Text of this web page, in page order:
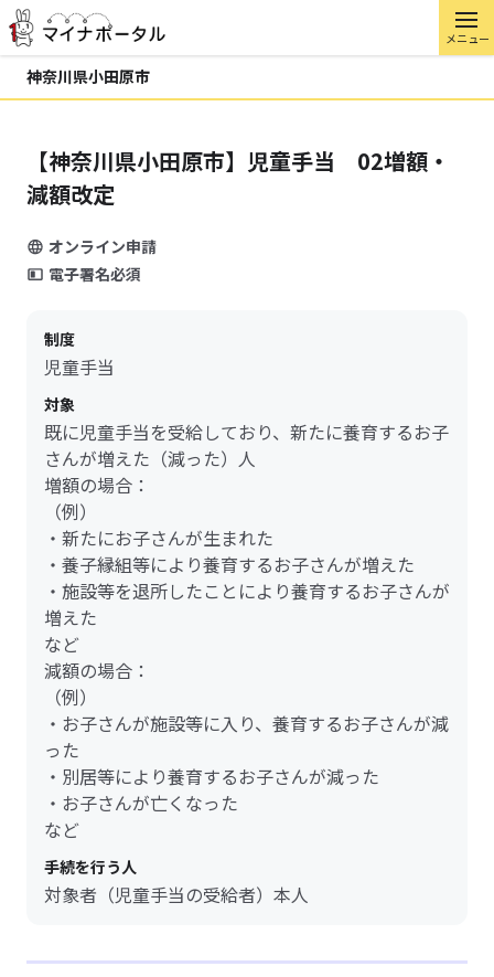
メニュー
神奈川県小田原市
【神奈川県小田原市】児童手当 02増額・
減額改定
オンライン申請
電子署名必須
制度
児童手当
対象
既に児童手当を受給しており、新たに養育するお子
さんが増えた（減った）人
増額の場合：
（例）
・新たにお子さんが生まれた
・養子縁組等により養育するお子さんが増えた
・施設等を退所したことにより養育するお子さんが
増えた
など
減額の場合：
（例）
・お子さんが施設等に入り、養育するお子さんが減
った
・別居等により養育するお子さんが減った
・お子さんが亡くなった
など
手続を行う人
対象者（児童手当の受給者）本人